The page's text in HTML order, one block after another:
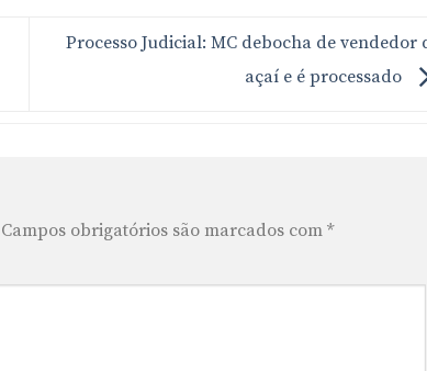
Processo Judicial: MC debocha de vendedor
açaí e é processado
Campos obrigatórios são marcados com *